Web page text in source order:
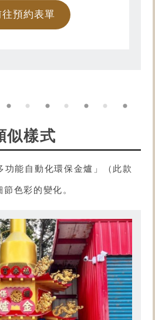
往預約表單
似樣式
功能自動化環保金爐 」（此款
色彩的變化。